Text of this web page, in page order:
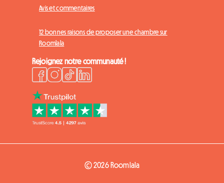
Avis et commentaires
12 bonnes raisons de proposer une chambre sur
Roomlala
Rejoignez notre communauté !
© 2026 Roomlala